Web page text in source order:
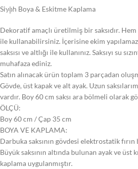
Siyah Boya & Eskitme Kaplama
Dekoratif amaçlı üretilmiş bir saksıdır.
ile kullanabilirsiniz. İçerisine ekim
saksısı ve altlığı ile kullanınız. Saksıyı su
muhafaza ediniz.
Satın alınacak ürün toplam 3 parçadan
Gövde, üst kapak ve alt ayak. Uzun
vardır. Boy 60 cm saksı ara bölmeli olarak
ÖLÇÜ:
Boy 60 cm / Çap 35 cm
BOYA VE KAPLAMA:
Darbuka saksının gövdesi elektrostatik fırın
Büyük saksının altında bulunan ayak ve üst
kaplama uygulanmıştır.